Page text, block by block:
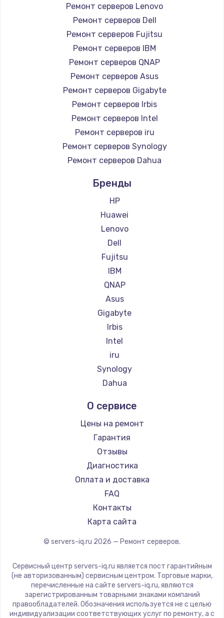
Ремонт серверов Lenovo
Ремонт серверов Dell
Ремонт серверов Fujitsu
Ремонт серверов IBM
Ремонт серверов QNAP
Ремонт серверов Asus
Ремонт серверов Gigabyte
Ремонт серверов Irbis
Ремонт серверов Intel
Ремонт серверов iru
Ремонт серверов Synology
Ремонт серверов Dahua
Бренды
HP
Huawei
Lenovo
Dell
Fujitsu
IBM
QNAP
Asus
Gigabyte
Irbis
Intel
iru
Synology
Dahua
О сервисе
Цены на ремонт
Гарантия
Отзывы
Диагностика
Оплата и доставка
FAQ
Контакты
Карта сайта
© servers-iq.ru 2026 — Ремонт серверов.
Сервисный центр servers-iq.ru является пост гарантийным
(не авторизованным) сервисным центром. Торговые марки,
перечисленные на сайте servers-iq.ru, являются
зарегистрированным товарными знаками компаний
правообладателей. Обозначения используется не с целью
индивидуализации соответствующих услуг по ремонту, а с